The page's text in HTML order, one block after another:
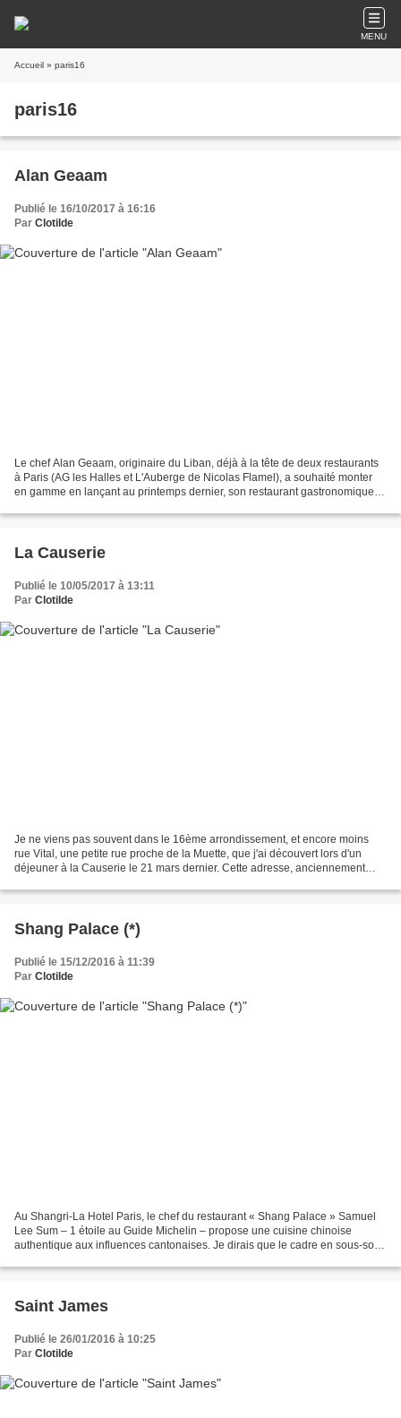
MENU
Accueil » paris16
paris16
Alan Geaam
Publié le 16/10/2017 à 16:16
Par Clotilde
Le chef Alan Geaam, originaire du Liban, déjà à la tête de deux restaurants
à Paris (AG les Halles et L'Auberge de Nicolas Flamel), a souhaité monter
en gamme en lançant au printemps dernier, son restaurant gastronomique,
La Causerie
Publié le 10/05/2017 à 13:11
Par Clotilde
Je ne viens pas souvent dans le 16ème arrondissement, et encore moins
rue Vital, une petite rue proche de la Muette, que j'ai découvert lors d'un
déjeuner à la Causerie le 21 mars dernier. Cette adresse, anciennement
Shang Palace (*)
Publié le 15/12/2016 à 11:39
Par Clotilde
Au Shangri-La Hotel Paris, le chef du restaurant « Shang Palace » Samuel
Lee Sum – 1 étoile au Guide Michelin – propose une cuisine chinoise
authentique aux influences cantonaises. Je dirais que le cadre en sous-sol
Saint James
Publié le 26/01/2016 à 10:25
Par Clotilde